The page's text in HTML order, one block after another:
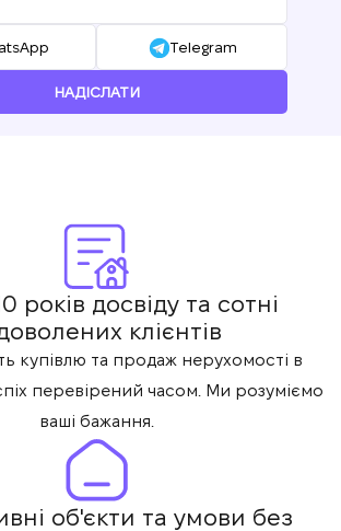
Telegram
НАДІСЛАТИ
років досвіду та сотні
клієнтів
купівлю та продаж нерухомості в
перевірений часом. Ми розуміємо
ваші бажання.
об'єкти та умови без